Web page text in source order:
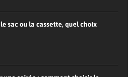
sac ou la cassette, quel choix